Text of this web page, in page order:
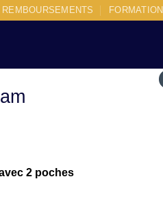
FORMATION
2 poches